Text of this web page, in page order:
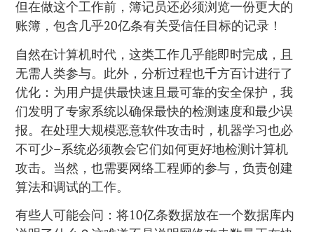
但在做这个工作前，簿记员还必须浏览一份更大的
账簿，包含几乎20亿条有关受信任目标的记录！
自然在计算机时代，这类工作几乎能即时完成，且
无需人类参与。此外，分析过程也千方百计进行了
优化：为用户提供最快速且最可靠的安全保护，我
们发明了专家系统以确保最快的检测速度和最少误
报。在处理大规模恶意软件攻击时，机器学习也必
不可少–系统必须教会它们如何更好地检测计算机
攻击。当然，也需要网络工程师的参与，负责创建
算法和调试的工作。
有些人可能会问：将10亿条数据放在一个数据库内